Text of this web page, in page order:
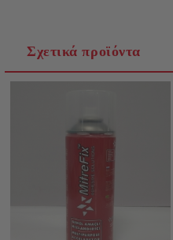
παραγγελίας
Σχετικά προϊόντα